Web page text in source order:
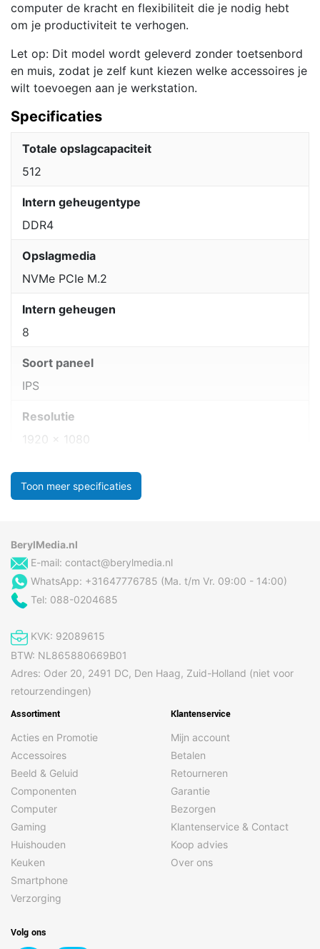
computer de kracht en flexibiliteit die je nodig hebt
om je productiviteit te verhogen.
Let op: Dit model wordt geleverd zonder toetsenbord
en muis, zodat je zelf kunt kiezen welke accessoires je
wilt toevoegen aan je werkstation.
Specificaties
Totale opslagcapaciteit
512
Intern geheugentype
DDR4
Opslagmedia
NVMe PCIe M.2
Intern geheugen
8
Soort paneel
IPS
Resolutie
1920 x 1080
Toon meer specificaties
BerylMedia.nl
E-mail: contact@berylmedia.nl
WhatsApp: +31647776785 (Ma. t/m Vr. 09:00 - 14:00)
Tel: 088-0204685
KVK: 92089615
BTW: NL865880669B01
Adres: Oder 20, 2491 DC, Den Haag, Zuid-Holland (niet voor
retourzendingen)
Assortiment
Acties en Promotie
Accessoires
Beeld & Geluid
Componenten
Computer
Gaming
Huishouden
Keuken
Smartphone
Verzorging
Klantenservice
Mijn account
Betalen
Retourneren
Garantie
Bezorgen
Klantenservice & Contact
Koop advies
Over ons
Volg ons